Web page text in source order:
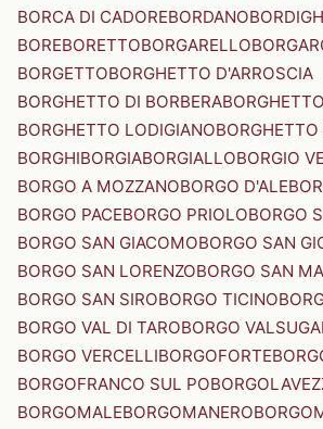
BORCA DI CADOREBORDANO
BOREBORETTOBORGARELLO
BORGETTOBORGHETTO D'ARROSCIA
BORGHETTO DI BORBERA
BORGHETTO LODIGIANO
BORGHIBORGIABORGIALLOBORGIO
BORGO A MOZZANOBORGO D'ALE
BORGO PACEBORGO PRIOLOBORGO
BORGO SAN GIACOMOBORGO SAN
BORGO SAN LORENZOBORGO SAN
BORGO SAN SIROBORGO TICINO
BORGO VAL DI TAROBORGO
BORGO VERCELLIBORGOFORTE
BORGOFRANCO SUL PO
BORGOMALEBORGOMANERO